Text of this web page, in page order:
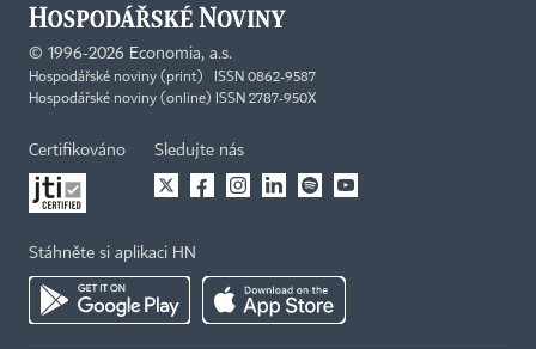
© 1996-2026 Economia, a.s.
Hospodářské noviny (print) ISSN 0862-9587
Hospodářské noviny (online) ISSN 2787-950X
Certifikováno Sledujte nás
Stáhněte si aplikaci HN